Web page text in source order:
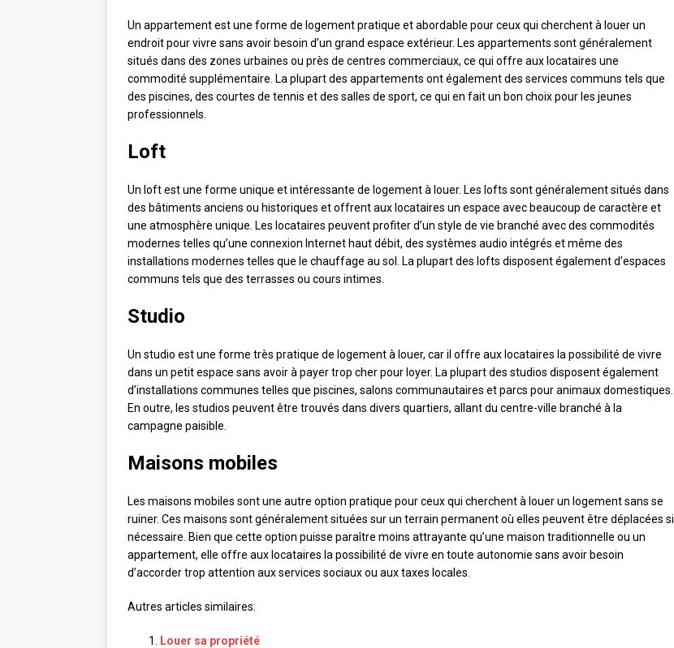
Un appartement est une forme de logement pratique et abordable pour ceux qui cherchent à louer un
endroit pour vivre sans avoir besoin d’un grand espace extérieur. Les appartements sont généralement
situés dans des zones urbaines ou près de centres commerciaux, ce qui offre aux locataires une
commodité supplémentaire. La plupart des appartements ont également des services communs tels que
des piscines, des courtes de tennis et des salles de sport, ce qui en fait un bon choix pour les jeunes
professionnels.
Loft
Un loft est une forme unique et intéressante de logement à louer. Les lofts sont généralement situés dans
des bâtiments anciens ou historiques et offrent aux locataires un espace avec beaucoup de caractère et
une atmosphère unique. Les locataires peuvent profiter d’un style de vie branché avec des commodités
modernes telles qu’une connexion Internet haut débit, des systèmes audio intégrés et même des
installations modernes telles que le chauffage au sol. La plupart des lofts disposent également d’espaces
communs tels que des terrasses ou cours intimes.
Studio
Un studio est une forme très pratique de logement à louer, car il offre aux locataires la possibilité de vivre
dans un petit espace sans avoir à payer trop cher pour loyer. La plupart des studios disposent également
d’installations communes telles que piscines, salons communautaires et parcs pour animaux domestiques.
En outre, les studios peuvent être trouvés dans divers quartiers, allant du centre-ville branché à la
campagne paisible.
Maisons mobiles
Les maisons mobiles sont une autre option pratique pour ceux qui cherchent à louer un logement sans se
ruiner. Ces maisons sont généralement situées sur un terrain permanent où elles peuvent être déplacées si
nécessaire. Bien que cette option puisse paraître moins attrayante qu’une maison traditionnelle ou un
appartement, elle offre aux locataires la possibilité de vivre en toute autonomie sans avoir besoin
d’accorder trop attention aux services sociaux ou aux taxes locales.
Autres articles similaires:
Louer sa propriété